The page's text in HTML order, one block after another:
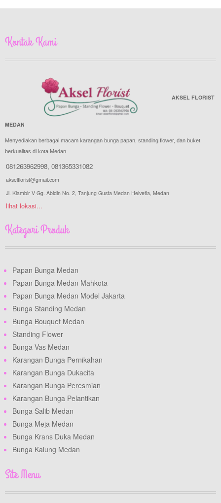
Kontak Kami
AKSEL FLORIST
MEDAN
Menyediakan berbagai macam karangan bunga papan, standing flower, dan buket
berkualitas di kota Medan
081263962998, 081365331082
akselflorist@gmail.com
Jl. Klambir V Gg. Abidin No. 2, Tanjung Gusta Medan Helvetia, Medan
lihat lokasi...
Kategori Produk
Papan Bunga Medan
Papan Bunga Medan Mahkota
Papan Bunga Medan Model Jakarta
Bunga Standing Medan
Bunga Bouquet Medan
Standing Flower
Bunga Vas Medan
Karangan Bunga Pernikahan
Karangan Bunga Dukacita
Karangan Bunga Peresmian
Karangan Bunga Pelantikan
Bunga Salib Medan
Bunga Meja Medan
Bunga Krans Duka Medan
Bunga Kalung Medan
Site Menu